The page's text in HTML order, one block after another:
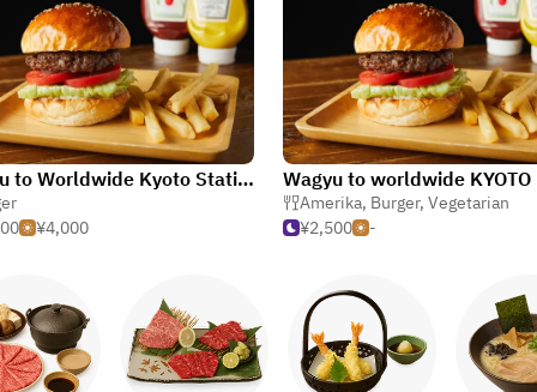
Wagyu to Worldwide Kyoto Station Store
¥4,000
Wagyu to worldwide KYOTO
Amerika, Burger, Vegetarian
¥2,500
-